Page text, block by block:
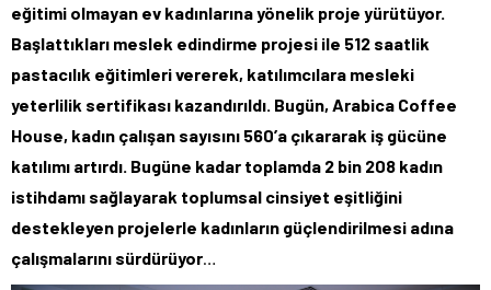
eğitimi olmayan ev kadınlarına yönelik proje yürütüyor.
Başlattıkları meslek edindirme projesi ile 512 saatlik
pastacılık eğitimleri vererek, katılımcılara mesleki
yeterlilik sertifikası kazandırıldı. Bugün, Arabica Coffee
House, kadın çalışan sayısını 560’a çıkararak iş gücüne
katılımı artırdı. Bugüne kadar toplamda 2 bin 208 kadın
istihdamı sağlayarak toplumsal cinsiyet eşitliğini
destekleyen projelerle kadınların güçlendirilmesi adına
çalışmalarını sürdürüyor